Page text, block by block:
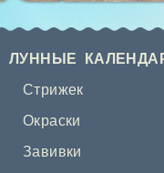
ЛУННЫЕ
Стрижек
Окраски
Завивки